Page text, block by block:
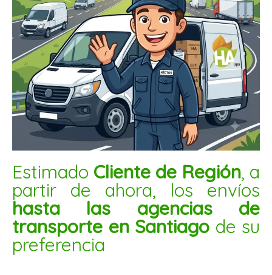
CARNE DE SOJA BLANCA CHICA 1KG
$2.300
AÑADIR AL CARRITO
Pipoca
de
quinoa
natural
Estimado Cliente de Región, a
partir de ahora, los envíos
hasta las agencias de
transporte en Santiago de su
preferencia